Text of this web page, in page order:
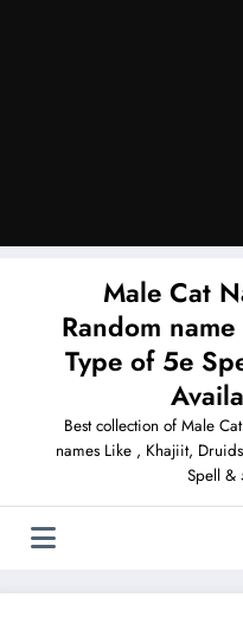
Male Cat
Random
Type of 5e
Best collection of Male
names Like , Khajiit,
Spell &